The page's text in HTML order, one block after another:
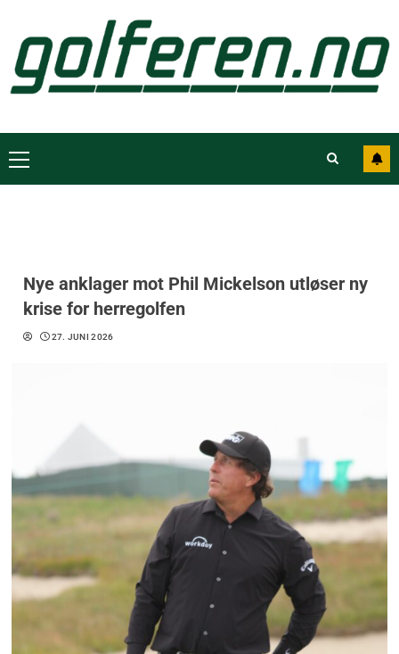
Nye anklager mot Phil Mickelson utløser ny
krise for herregolfen
27. JUNI 2026